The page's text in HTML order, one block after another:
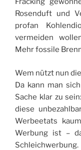
Rosenduft und
profan
vermeiden
Mehr fossile
Wem nützt nun
Da kann man
Sache klar zu
diese
Werbeetats
Werbung ist –